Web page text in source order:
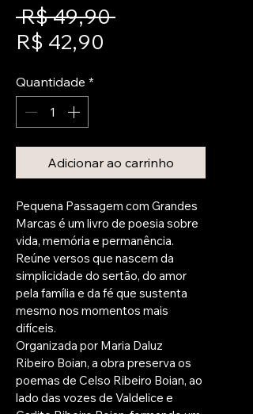
R$ 49,90 Preço
R$ 42,90
Quantidade *
Adicionar ao carrinho
Pequena Passagem com Grandes
Marcas é um livro de poesia sobre
vida, memória e permanência.
Reúne versos que nascem da
simplicidade do sertão, do amor
pela família e da fé que sustenta
mesmo nos momentos mais
difíceis.
Organizada por Maria Daluz
Ribeiro Boian, a obra preserva os
poemas de Celso Ribeiro Boian, ao
lado das vozes de Valdelice e